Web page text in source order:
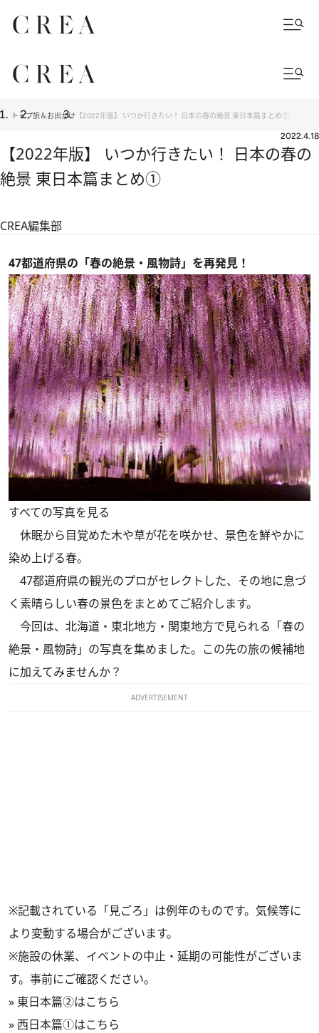
トップ旅＆お出かけ 【2022年版】 いつか行きたい！ 日本の春の絶景 東日本篇まとめ①
2022.4.18
【2022年版】 いつか行きたい！ 日本の春の
絶景 東日本篇まとめ①
CREA編集部
47都道府県の「春の絶景・風物詩」を再発見！
すべての写真を見る
休眠から目覚めた木や草が花を咲かせ、景色を鮮やかに
染め上げる春。
47都道府県の観光のプロがセレクトした、その地に息づ
く素晴らしい春の景色をまとめてご紹介します。
今回は、北海道・東北地方・関東地方で見られる「春の
絶景・風物詩」の写真を集めました。この先の旅の候補地
に加えてみませんか？
ADVERTISEMENT
※記載されている「見ごろ」は例年のものです。気候等に
より変動する場合がございます。
※施設の休業、イベントの中止・延期の可能性がございま
す。事前にご確認ください。
» 東日本篇②はこちら
» 西日本篇①はこちら